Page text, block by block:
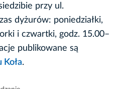
przy ul.
dyżurów: poniedziałki,
i czwartki, godz. 15.00–
publikowane są
Koła.